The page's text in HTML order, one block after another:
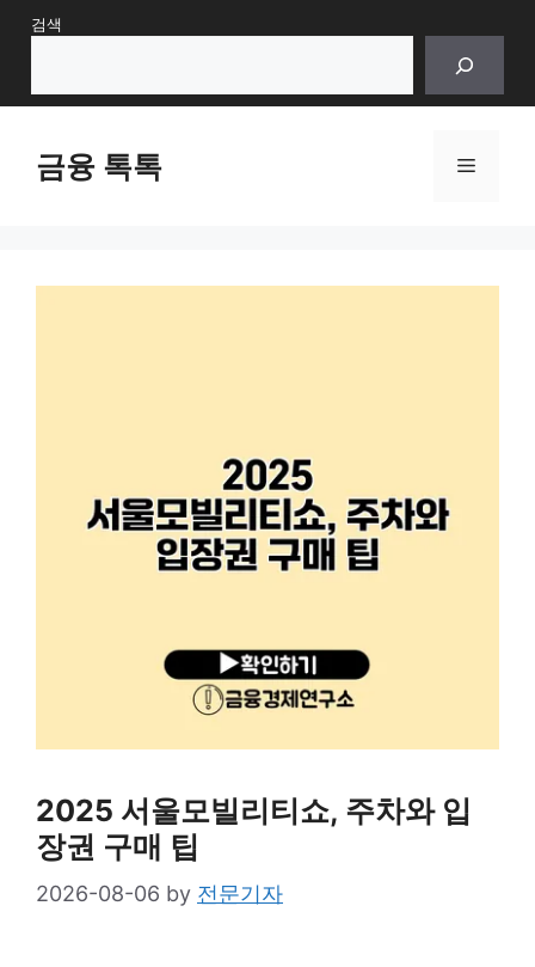
Skip검색
금융 톡톡 Menu
2025 서울모빌리티쇼, 주차와 입
장권 구매 팁
2026-08-06 by 전문기자